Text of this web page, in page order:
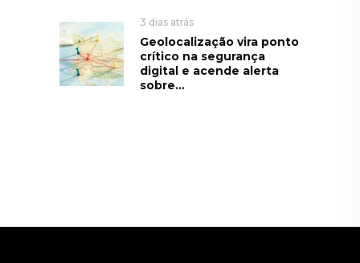
3 dias atrás
Geolocalização vira ponto
crítico na segurança
digital e acende alerta
sobre...